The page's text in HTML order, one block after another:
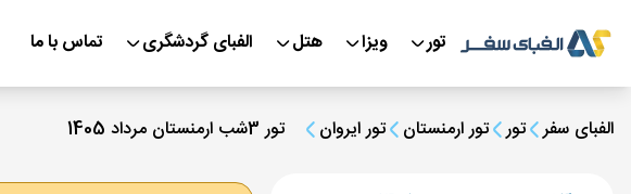
تور ویزا هتل الفبای گردشگری تماس با ما
الفبای سفر تور تور ارمنستان تور ایروان تور 3شب ارمنستان مرداد 1405